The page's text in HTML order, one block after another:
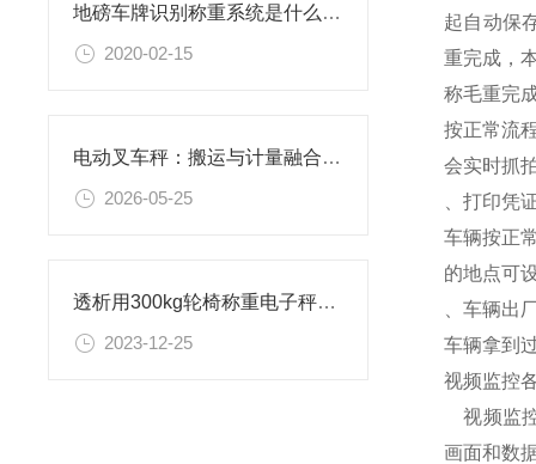
地磅车牌识别称重系统是什么有哪些功能
2020-02-15
电动叉车秤：搬运与计量融合的工业效率解决方案
2026-05-25
透析用300kg轮椅称重电子秤组成细节介绍
2023-12-25
起自动保
重完成，
称毛重完
按正常流
会实时抓
、打印凭
车辆按正
的地点可
、车辆出
车辆拿到
视频监控
视频监
画面和数